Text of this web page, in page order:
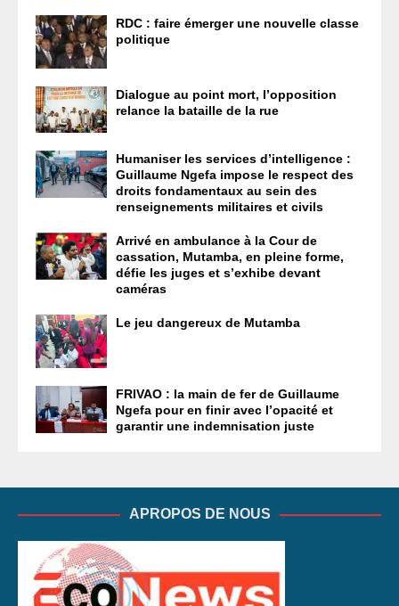
RDC : faire émerger une nouvelle classe
politique
Dialogue au point mort, l’opposition
relance la bataille de la rue
Humaniser les services d’intelligence :
Guillaume Ngefa impose le respect des
droits fondamentaux au sein des
renseignements militaires et civils
Arrivé en ambulance à la Cour de
cassation, Mutamba, en pleine forme,
défie les juges et s’exhibe devant
caméras
Le jeu dangereux de Mutamba
FRIVAO : la main de fer de Guillaume
Ngefa pour en finir avec l’opacité et
garantir une indemnisation juste
APROPOS DE NOUS